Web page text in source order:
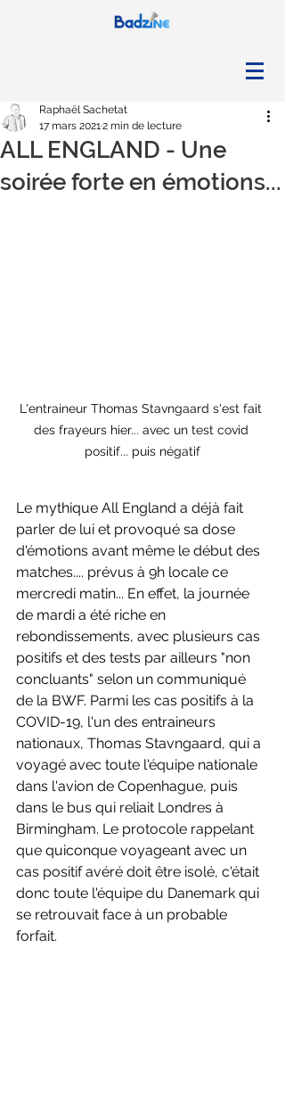
ALL ENGLAND - Une
soirée forte en émotions...
Raphaël Sachetat
17 mars 20212 min de lecture
L'entraineur Thomas Stavngaard s'est fait
des frayeurs hier... avec un test covid
positif... puis négatif
Le mythique All England a déjà fait
parler de lui et provoqué sa dose
d'émotions avant même le début des
matches.... prévus à 9h locale ce
mercredi matin... En effet, la journée
de mardi a été riche en
rebondissements, avec plusieurs cas
positifs et des tests par ailleurs "non
concluants" selon un communiqué
de la BWF. Parmi les cas positifs à la
COVID-19, l'un des entraineurs
nationaux, Thomas Stavngaard, qui a
voyagé avec toute l'équipe nationale
dans l'avion de Copenhague, puis
dans le bus qui reliait Londres à
Birmingham. Le protocole rappelant
que quiconque voyageant avec un
cas positif avéré doit être isolé, c'était
donc toute l'équipe du Danemark qui
se retrouvait face à un probable
forfait.